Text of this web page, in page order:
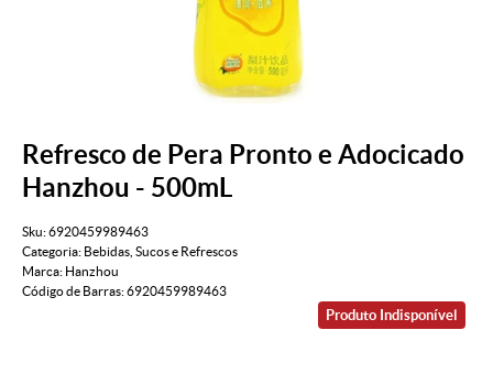
Refresco de Pera Pronto e Adocicado
Hanzhou - 500mL
Sku:6920459989463
Categoria: Bebidas Sucos e Refrescos
Marca: Hanzhou
Código de Barras:6920459989463
Produto Indisponível